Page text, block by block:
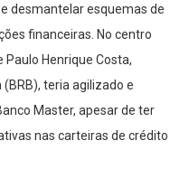
desmantelar esquemas de
financeiras. No centro
Henrique Costa,
teria agilizado e
Master, apesar de ter
nas carteiras de crédito